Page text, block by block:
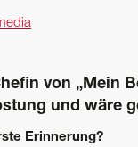
von „Mein
und wäre
Erinnerung?